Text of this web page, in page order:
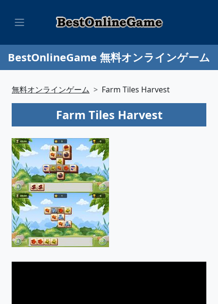
BestOnlineGame 無料オンラインゲーム
無料オンラインゲーム Farm Tiles Harvest
Farm Tiles Harvest